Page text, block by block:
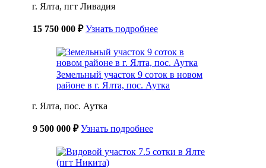
г. Ялта, пгт Ливадия
15 750 000 ₽ Узнать подробнее
Земельный участок 9 соток в новом
районе в г. Ялта, пос. Аутка
г. Ялта, пос. Аутка
9 500 000 ₽ Узнать подробнее